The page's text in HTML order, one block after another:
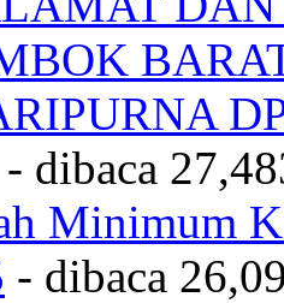
- dibaca
Minimum
- dibaca